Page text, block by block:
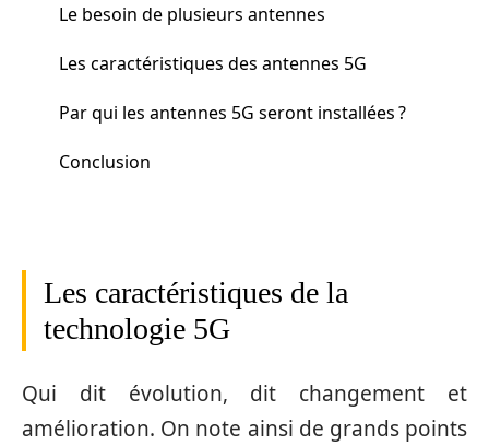
Le besoin de plusieurs antennes
Les caractéristiques des antennes 5G
Par qui les antennes 5G seront installées ?
Conclusion
Les caractéristiques de la
technologie 5G
Qui dit évolution, dit changement et
amélioration. On note ainsi de grands points